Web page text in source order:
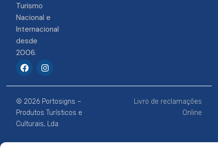
Turismo
Nacional e
Internacional
desde
2006.
F
a
e
b
o
o
k
I
n
t
a
g
r
a
m
© 2026 Portosigns –
Produtos Turísticos e
Culturais, Lda
Livro de reclamações
Online